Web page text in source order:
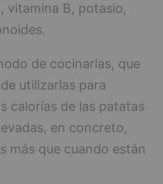
vitamina B, potasio,
de cocinarlas, que
utilizarlas para
calorías de las patatas
en concreto,
más que cuando están